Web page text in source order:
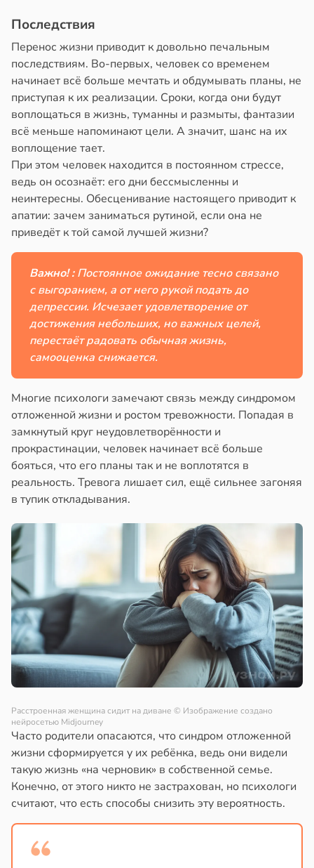
Последствия
Перенос жизни приводит к довольно печальным
последствиям. Во-первых, человек со временем
начинает всё больше мечтать и обдумывать планы, не
приступая к их реализации. Сроки, когда они будут
воплощаться в жизнь, туманны и размыты, фантазии
всё меньше напоминают цели. А значит, шанс на их
воплощение тает.
При этом человек находится в постоянном стрессе,
ведь он осознаёт: его дни бессмысленны и
неинтересны. Обесценивание настоящего приводит к
апатии: зачем заниматься рутиной, если она не
приведёт к той самой лучшей жизни?
Важно! :Постоянное ожидание тесно связано
с выгоранием, а от него рукой подать до
депрессии. Исчезает удовлетворение от
достижения небольших, но важных целей,
перестаёт радовать обычная жизнь,
самооценка снижается.
Многие психологи замечают связь между синдромом
отложенной жизни и ростом тревожности. Попадая в
замкнутый круг неудовлетворённости и
прокрастинации, человек начинает всё больше
бояться, что его планы так и не воплотятся в
реальность. Тревога лишает сил, ещё сильнее загоняя
в тупик откладывания.
Расстроенная женщина сидит на диване © Изображение создано
нейросетью Midjourney
Часто родители опасаются, что синдром отложенной
жизни сформируется у их ребёнка, ведь они видели
такую жизнь «на черновик» в собственной семье.
Конечно, от этого никто не застрахован, но психологи
считают, что есть способы снизить эту вероятность.